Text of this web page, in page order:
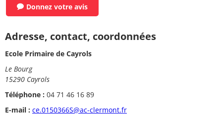
Donnez votre avis
Adresse, contact, coordonnées
Ecole Primaire de Cayrols
Le Bourg
15290 Cayrols
Téléphone : 04 71 46 16 89
E-mail : ce.0150366S@ac-clermont.fr